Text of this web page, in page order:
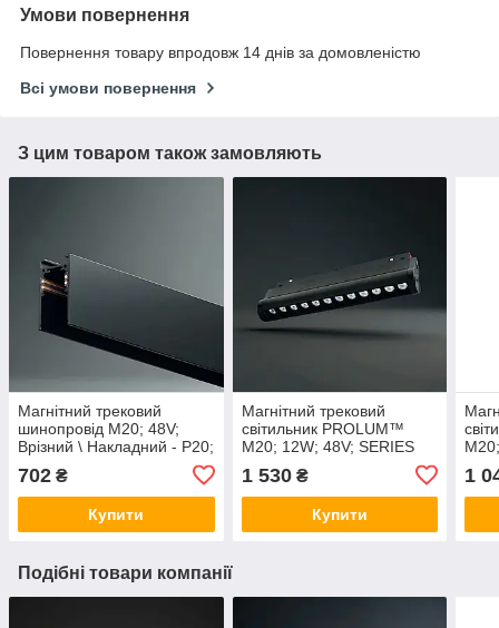
Умови повернення
Повернення товару впродовж 14 днів за домовленістю
Всі умови повернення
З цим товаром також замовляють
Магнітний трековий
шинопровід M20; 48V;
Врізний \ Накладний - P20;
1 метр. Шинопровід для
магнітних трекових
702 ₴
Купити
Магнітний трековий
світильник PROLUM™
M20; 12W; 48V; SERIES
1 530₴
Купити
1
Подібні товари компанії